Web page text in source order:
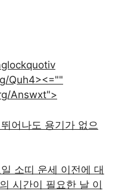
Quh4><=""
Answxt">
어나도 용기가 없으
소띠 운세 이전에 대
시간이 필요한 날 이